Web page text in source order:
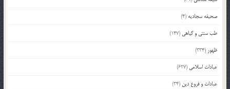
صحیفه سجادیه (4)
طب سنتی و گیاهی (147)
ظهور (334)
عبادات اسلامی (627)
عبادات و فروع دین (34)